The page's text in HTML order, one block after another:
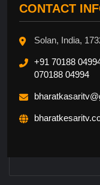
CONTACT
Solan, India,
+91 70188
070188 04994